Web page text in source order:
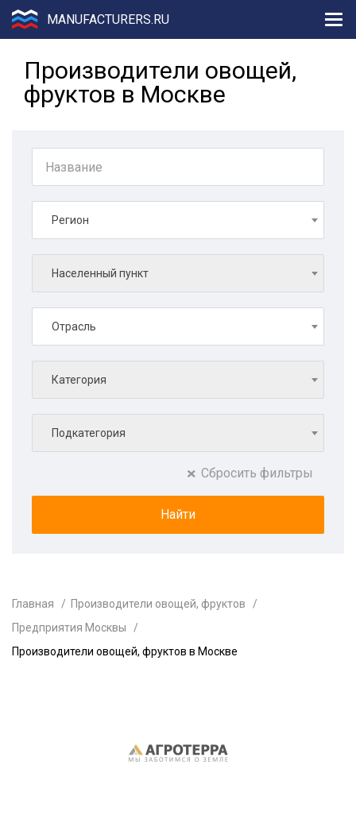
MANUFACTURERS.RU
Производители овощей,
фруктов в Москве
Регион
Населенный пункт
Отрасль
Категория
Подкатегория
Сбросить фильтры
Главная
Производители овощей, фруктов
Предприятия Москвы
Производители овощей, фруктов в Москве